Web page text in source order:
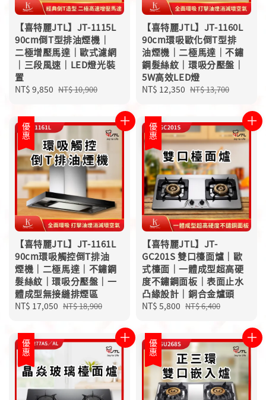
【喜特麗JTL】JT-1115L
90cm倒T型排油煙機｜
二極增壓馬達｜歐式濾網
｜三段風速｜LED燈光裝
置
Sale
NT$ 9,850 Regular
NT$ 10,900
【喜特麗JTL】JT-1160L
90cm環吸歐化倒T型排
油煙機｜二極馬達｜不鏽
鋼髮絲紋｜環吸分壓盤｜
5W高效LED燈
Sale
NT$ 12,350 Regular
NT$ 13,700
優惠
【喜特麗JTL】JT-1161L
90cm環吸觸控倒T排油
煙機｜二極馬達｜不鏽鋼
髮絲紋｜環吸分壓盤｜一
體成型無接縫排煙區
Sale
NT$ 17,050 Regular
NT$ 18,900
優惠
【喜特麗JTL】JT-
GC201S 雙口檯面爐｜歐
式檯面｜一體成型超高硬
度不鏽鋼面板｜表面止水
凸緣設計｜銅合金爐頭
Sale
NT$ 5,800 Regular
NT$ 6,400
優惠 優惠